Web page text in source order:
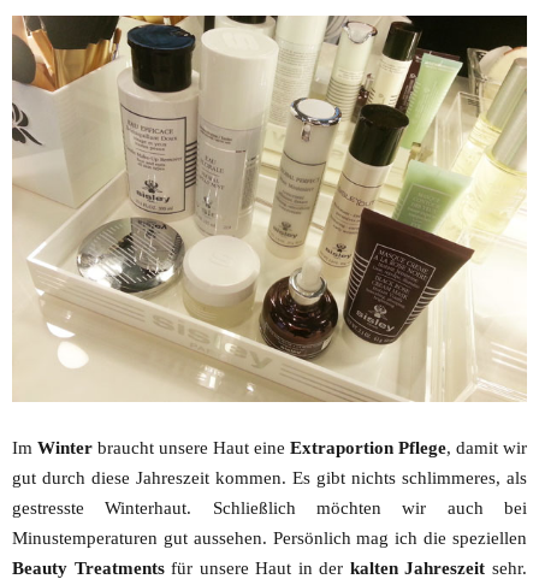
Im Winter braucht unsere Haut eine Extraportion Pflege, damit wir
gut durch diese Jahreszeit kommen. Es gibt nichts schlimmeres, als
gestresste Winterhaut. Schließlich möchten wir auch bei
Minustemperaturen gut aussehen. Persönlich mag ich die speziellen
Beauty Treatmentsfür unsere Haut in der kalten Jahreszeit sehr.